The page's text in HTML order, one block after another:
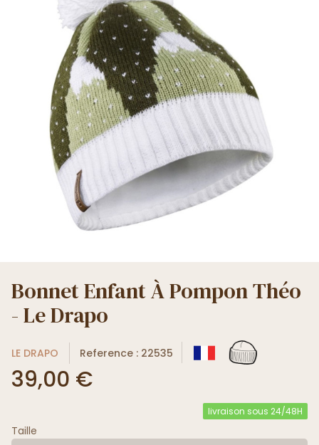
Bonnet Enfant À Pompon Théo
- Le Drapo
LE DRAPO Reference : 22535
39,00 €
livraison sous 24/48H
Taille